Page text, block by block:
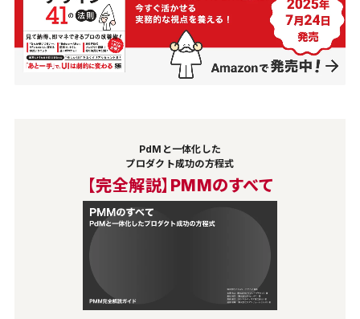
PdMと一体化した
プロダクト成功の方程式
【完全解説】PMMのすべて